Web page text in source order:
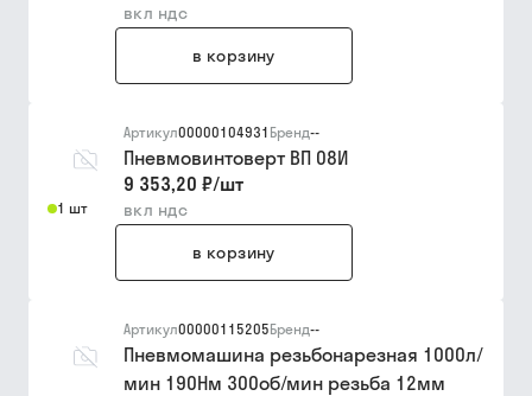
вкл ндс
в корзину
1 шт
Артикул00000104931 Бренд--
Пневмовинтоверт ВП 08И
9 353,20 ₽/шт
вкл ндс
в корзину
Артикул00000115205Бренд--
Пневмомашина резьбонарезная 1000л/
мин 190Нм 300об/мин резьба 12мм